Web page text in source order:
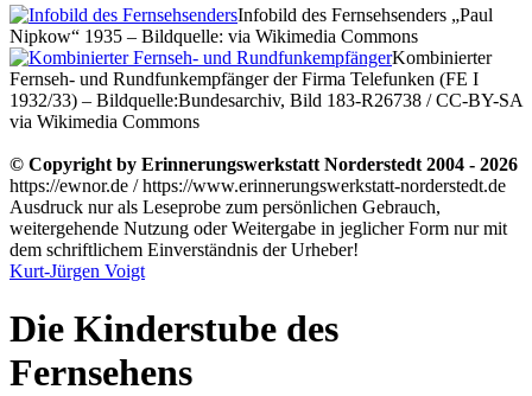
Infobild des Fernsehsenders
Paul
Nipkow
1935 – Bildquelle: via Wikimedia Commons
Kombinierter
Fernseh- und Rundfunkempfänger der Firma Telefunken (FE I
1932/33) – Bildquelle:Bundesarchiv, Bild 183-R26738 / CC-BY-SA
via Wikimedia Commons
© Copyright by Erinnerungswerkstatt Norderstedt 2004 - 2026
https://ewnor.de / https://www.erinnerungswerkstatt-norderstedt.de
Ausdruck nur als Leseprobe zum persönlichen Gebrauch,
weitergehende Nutzung oder Weitergabe in jeglicher Form nur mit
dem schriftlichem Einverständnis der Urheber!
Kurt-Jürgen Voigt
Die Kinderstube des
Fernsehens